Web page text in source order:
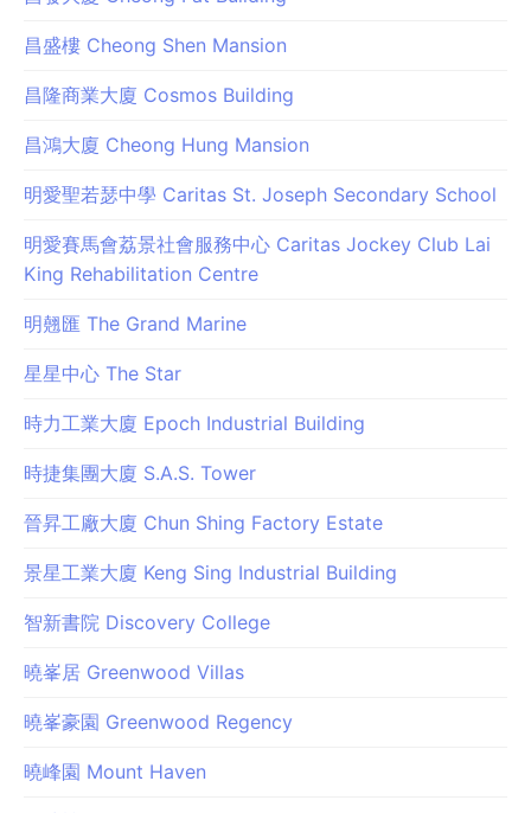
昌盛樓 Cheong Shen Mansion
昌隆商業大廈 Cosmos Building
昌鴻大廈 Cheong Hung Mansion
明愛聖若瑟中學 Caritas St. Joseph Secondary School
明愛賽馬會荔景社會服務中心 Caritas Jockey Club Lai
King Rehabilitation Centre
明翹匯 The Grand Marine
星星中心 The Star
時力工業大廈 Epoch Industrial Building
時捷集團大廈 S.A.S. Tower
晉昇工廠大廈 Chun Shing Factory Estate
景星工業大廈 Keng Sing Industrial Building
智新書院 Discovery College
曉峯居 Greenwood Villas
曉峯豪園 Greenwood Regency
曉峰園 Mount Haven